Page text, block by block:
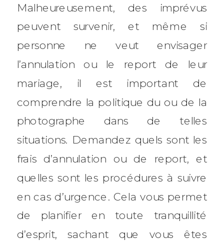
Malheureusement, des imprévus
peuvent survenir, et même si
personne ne veut envisager
l’annulation ou le report de leur
mariage, il est important de
comprendre la politique du ou de la
photographe dans de telles
situations. Demandez quels sont les
frais d’annulation ou de report, et
quelles sont les procédures à suivre
en cas d’urgence. Cela vous permet
de planifier en toute tranquillité
d’esprit, sachant que vous êtes